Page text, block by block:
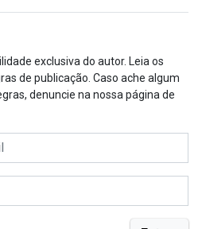
exclusiva do autor. Leia os
de publicação. Caso ache algum
denuncie na nossa página de